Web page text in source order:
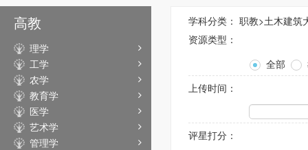
高教
理学
工学
农学
教育学
医学
艺术学
管理学
学科分类： 职教>土木建筑
资源类型：
全部
上传时间：
评星打分：